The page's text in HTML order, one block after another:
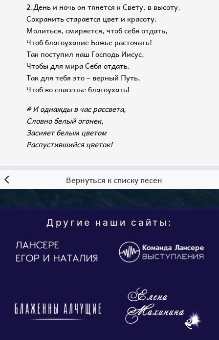
2.День и ночь он тянется к Свету, в высоту,
Сохранить старается цвет и красоту,
Молиться, смиряется, чтоб себя отдать,
Чтоб благоухание Божье расточать!
Так поступил наш Господь Иисус,
Чтобы для мира Себя отдать.
Так для тебя это – верный Путь,
Чтоб во спасенье­­­ благоухать!
# И однажды в час рассвета,
Словно белый огонек,
Засияет белым цветом
Распустившийся цветок!
Вернуться к списку песен
Другие наши сайты: